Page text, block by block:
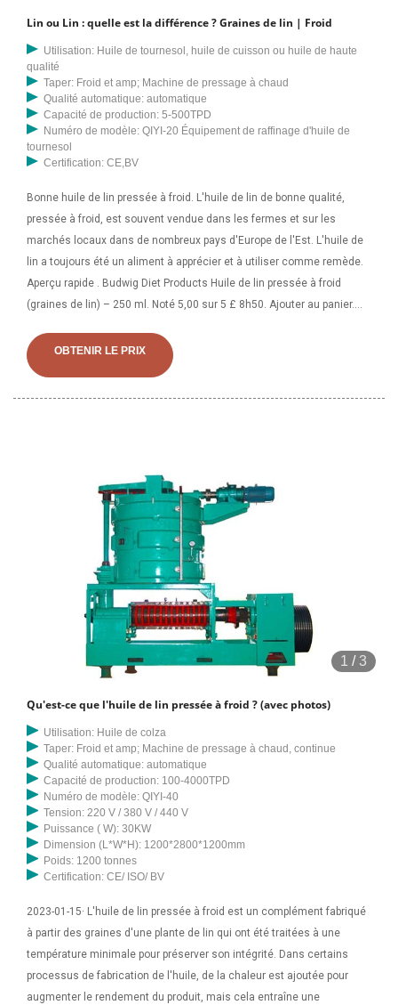
Lin ou Lin : quelle est la différence ? Graines de lin | Froid
Utilisation: Huile de tournesol, huile de cuisson ou huile de haute
qualité
Taper: Froid et amp; Machine de pressage à chaud
Qualité automatique: automatique
Capacité de production: 5-500TPD
Numéro de modèle: QIYI-20 Équipement de raffinage d'huile de
tournesol
Certification: CE,BV
Bonne huile de lin pressée à froid. L'huile de lin de bonne qualité,
pressée à froid, est souvent vendue dans les fermes et sur les
marchés locaux dans de nombreux pays d'Europe de l'Est. L'huile de
lin a toujours été un aliment à apprécier et à utiliser comme remède.
Aperçu rapide . Budwig Diet Products Huile de lin pressée à froid
(graines de lin) – 250 ml. Noté 5,00 sur 5 £ 8h50. Ajouter au panier.
lin (pressée à froid) est-elle meilleure que l’huile de germe de blé ?
9,97% d'acides gras polyinsaturés en plus pour 100g ? 67,85 g contre
1 mg contre 0 mg ; Nettement plus de phosphore pour 100 g
OBTENIR LE PRIX
1 /3
Qu'est-ce que l'huile de lin pressée à froid ? (avec photos)
Utilisation: Huile de colza
Taper: Froid et amp; Machine de pressage à chaud, continue
Qualité automatique: automatique
Capacité de production: 100-4000TPD
Numéro de modèle: QIYI-40
Tension: 220 V / 380 V / 440 V
Puissance ( W): 30KW
Dimension (L*W*H): 1200*2800*1200mm
Poids: 1200 tonnes
Certification: CE/ ISO/ BV
2023-01-15· L'huile de lin pressée à froid est un complément fabriqué
à partir des graines d'une plante de lin qui ont été traitées à une
température minimale pour préserver son intégrité. Dans certains
processus de fabrication de l'huile, de la chaleur est ajoutée pour
augmenter le rendement du produit, mais cela entraîne une